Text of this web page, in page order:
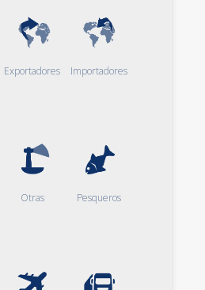
Exportadores Importadores
Otras Pesqueros